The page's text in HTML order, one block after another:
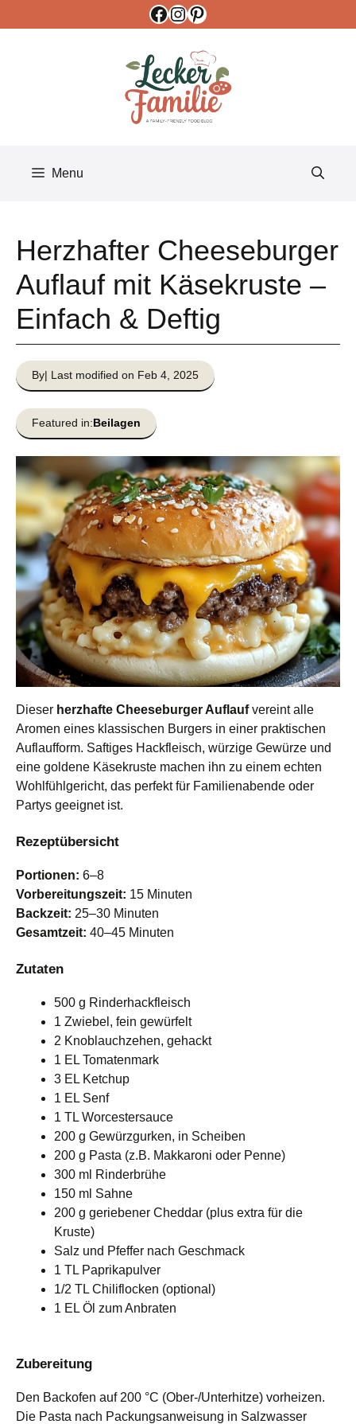
Facebook
Instagram
Pinterest
Menu
Herzhafter Cheeseburger
Auflauf mit Käsekruste –
Einfach & Deftig
By| Last modified on Feb 4, 2025
Featured in:Beilagen
Dieser herzhafte Cheeseburger Auflaufvereint alle
Aromen eines klassischen Burgers in einer praktischen
Auflaufform. Saftiges Hackfleisch, würzige Gewürze und
eine goldene Käsekruste machen ihn zu einem echten
Wohlfühlgericht, das perfekt für Familienabende oder
Partys geeignet ist.
Rezeptübersicht
Portionen: 6–8
Vorbereitungszeit: 15 Minuten
Backzeit: 25–30 Minuten
Gesamtzeit: 40–45 Minuten
Zutaten
500 g Rinderhackfleisch
1 Zwiebel, fein gewürfelt
2 Knoblauchzehen, gehackt
1 EL Tomatenmark
3 EL Ketchup
1 EL Senf
1 TL Worcestersauce
200 g Gewürzgurken, in Scheiben
200 g Pasta (z.B. Makkaroni oder Penne)
300 ml Rinderbrühe
150 ml Sahne
200 g geriebener Cheddar (plus extra für die
Kruste)
Salz und Pfeffer nach Geschmack
1 TL Paprikapulver
1/2 TL Chiliflocken (optional)
1 EL Öl zum Anbraten
Zubereitung
Den Backofen auf 200 °C (Ober-/Unterhitze) vorheizen.
Die Pasta nach Packungsanweisung in Salzwasser